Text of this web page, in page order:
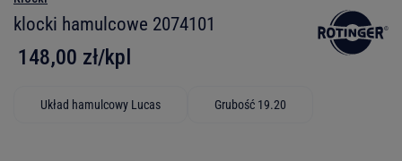
klocki hamulcowe 2074101
148,00 zł/kpl
Układ hamulcowy Lucas Grubość 19.20